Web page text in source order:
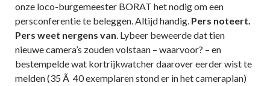
onze loco-burgemeester BORAT het nodig om een
persconferentie te beleggen. Altijd handig. Pers noteert.
Pers weet nergens van. Lybeer beweerde dat tien
nieuwe camera’s zouden volstaan – waarvoor? – en
bestempelde wat kortrijkwatcher daarover eerder wist te
melden (35 Ã 40 exemplaren stond er in het cameraplan)